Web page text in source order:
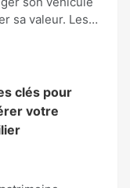
sa valeur. Les…
clés pour
votre